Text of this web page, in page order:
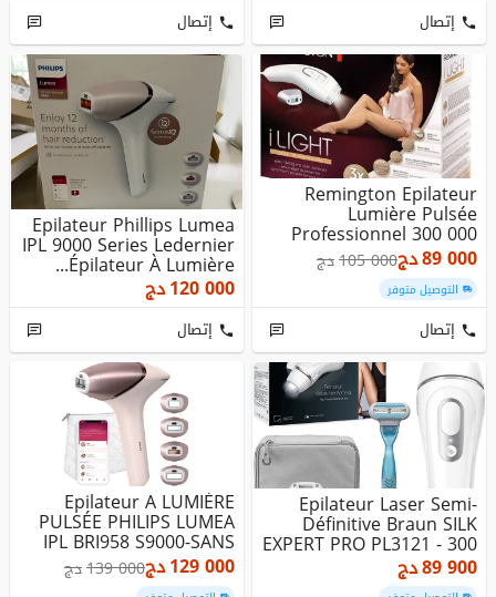
إتصال إتصال
Remington Epilateur
Lumière Pulsée
Professionnel 300 000
Flashs- IPL85...
89 000دج105 000دج
التوصيل متوفر
إتصال
Epilateur Phillips Lumea
IPL 9000 Series Ledernier
Épilateur À Lumière...
120 000دج
إتصال
Epilateur Laser Semi-
Définitive Braun SILK
EXPERT PRO PL3121 - 300
000...
89 900دج
Epilateur A LUMIÈRE
PULSÉE PHILIPS LUMEA
IPL BRI958 S9000-SANS
FIL- 45...
129 000دج139 000دج